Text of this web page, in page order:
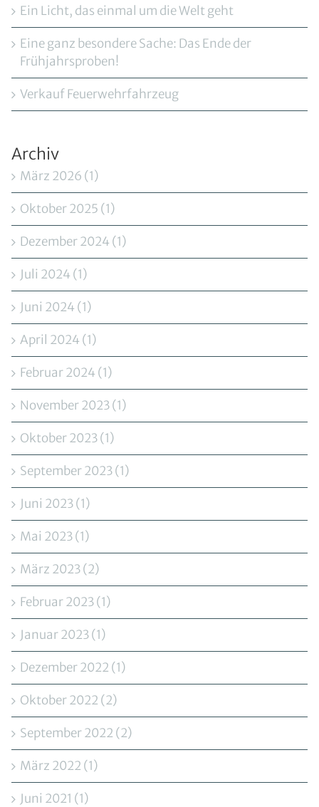
Ein Licht, das einmal um die Welt geht
Eine ganz besondere Sache: Das Ende der
Frühjahrsproben!
Verkauf Feuerwehrfahrzeug
Archiv
März 2026 (1)
Oktober 2025 (1)
Dezember 2024 (1)
Juli 2024 (1)
Juni 2024 (1)
April 2024 (1)
Februar 2024 (1)
November 2023 (1)
Oktober 2023 (1)
September 2023 (1)
Juni 2023 (1)
Mai 2023 (1)
März 2023 (2)
Februar 2023 (1)
Januar 2023 (1)
Dezember 2022 (1)
Oktober 2022 (2)
September 2022 (2)
März 2022 (1)
Juni 2021 (1)